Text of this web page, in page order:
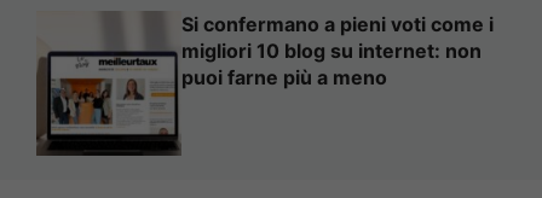
Si confermano a pieni voti come i
migliori 10 blog su internet: non
puoi farne più a meno